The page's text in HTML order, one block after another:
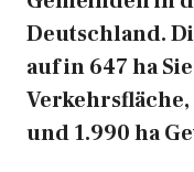
Deutschland.
auf in 647 ha
Verkehrsfläche,
und 1.990 ha